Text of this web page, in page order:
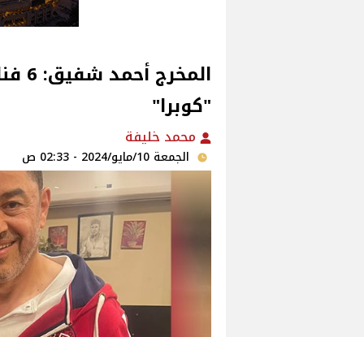
"كوبرا"
محمد خليفة
الجمعة 10/مايو/2024 - 02:33 ص